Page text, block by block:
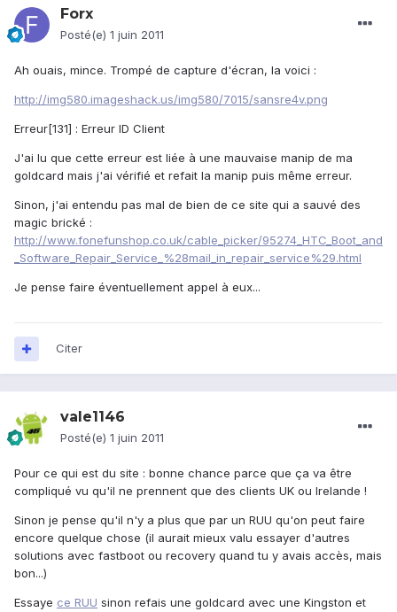
Forx
Posté(e) 1 juin 2011
Ah ouais, mince. Trompé de capture d'écran, la voici :
http://img580.imageshack.us/img580/7015/sansre4v.png
Erreur[131] : Erreur ID Client
J'ai lu que cette erreur est liée à une mauvaise manip de ma
goldcard mais j'ai vérifié et refait la manip puis même erreur.
Sinon, j'ai entendu pas mal de bien de ce site qui a sauvé des
magic brické :
http://www.fonefunshop.co.uk/cable_picker/95274_HTC_Boot_and
_Software_Repair_Service_%28mail_in_repair_service%29.html
Je pense faire éventuellement appel à eux...
Citer
vale1146
Posté(e) 1 juin 2011
Pour ce qui est du site : bonne chance parce que ça va être
compliqué vu qu'il ne prennent que des clients UK ou Irelande !
Sinon je pense qu'il n'y a plus que par un RUU qu'on peut faire
encore quelque chose (il aurait mieux valu essayer d'autres
solutions avec fastboot ou recovery quand tu y avais accès, mais
bon...)
Essaye ce RUU sinon refais une goldcard avec une Kingston et